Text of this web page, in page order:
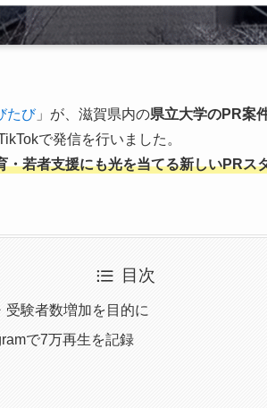
たび」が、滋賀県内の県立大学のPR案
で発信を行いました。
・若者支援にも光を当てる新しいPRス
目次
験者数増加を目的に
で7万再生を記録